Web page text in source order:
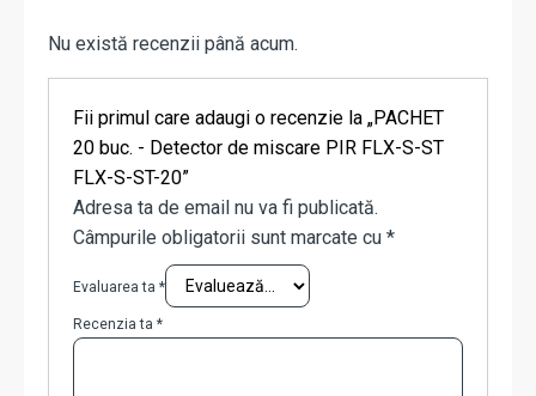
Nu există recenzii până acum.
Fii primul care adaugi o recenzie la „PACHET
20 buc. - Detector de miscare PIR FLX-S-ST
FLX-S-ST-20”
Adresa ta de email nu va fi publicată.
Câmpurile obligatorii sunt marcate cu *
Evaluarea ta *
Recenzia ta *